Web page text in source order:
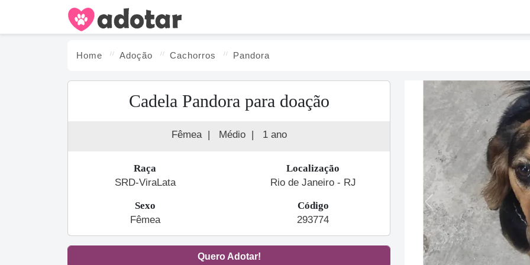
Home Adoção Cachorros Pandora
Cadela Pandora para doação
Fêmea | Médio | 1 ano
Raça
SRD-ViraLata
Localização
Rio de Janeiro - RJ
Sexo
Fêmea
Código
293774
Quero Adotar!
Previous